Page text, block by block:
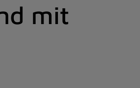
mit